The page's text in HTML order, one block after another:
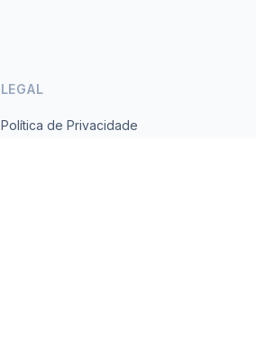
LEGAL
Política de Privacidade